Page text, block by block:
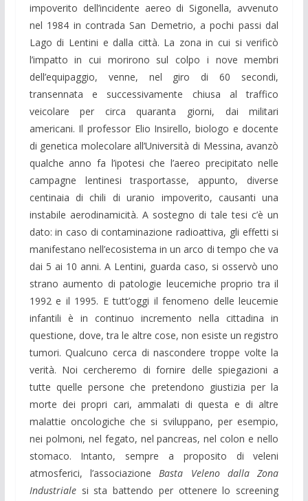
impoverito dell’incidente aereo di Sigonella, avvenuto
nel 1984 in contrada San Demetrio, a pochi passi dal
Lago di Lentini e dalla città. La zona in cui si verificò
l’impatto in cui morirono sul colpo i nove membri
dell’equipaggio, venne, nel giro di 60 secondi,
transennata e successivamente chiusa al traffico
veicolare per circa quaranta giorni, dai militari
americani. Il professor Elio Insirello, biologo e docente
di genetica molecolare all’Università di Messina, avanzò
qualche anno fa l’ipotesi che l’aereo precipitato nelle
campagne lentinesi trasportasse, appunto, diverse
centinaia di chili di uranio impoverito, causanti una
instabile aerodinamicità. A sostegno di tale tesi c’è un
dato: in caso di contaminazione radioattiva, gli effetti si
manifestano nell’ecosistema in un arco di tempo che va
dai 5 ai 10 anni. A Lentini, guarda caso, si osservò uno
strano aumento di patologie leucemiche proprio tra il
1992 e il 1995. E tutt’oggi il fenomeno delle leucemie
infantili è in continuo incremento nella cittadina in
questione, dove, tra le altre cose, non esiste un registro
tumori. Qualcuno cerca di nascondere troppe volte la
verità. Noi cercheremo di fornire delle spiegazioni a
tutte quelle persone che pretendono giustizia per la
morte dei propri cari, ammalati di questa e di altre
malattie oncologiche che si sviluppano, per esempio,
nei polmoni, nel fegato, nel pancreas, nel colon e nello
stomaco. Intanto, sempre a proposito di veleni
atmosferici, l’associazione Basta Veleno dalla Zona
Industrialesi sta battendo per ottenere lo screening